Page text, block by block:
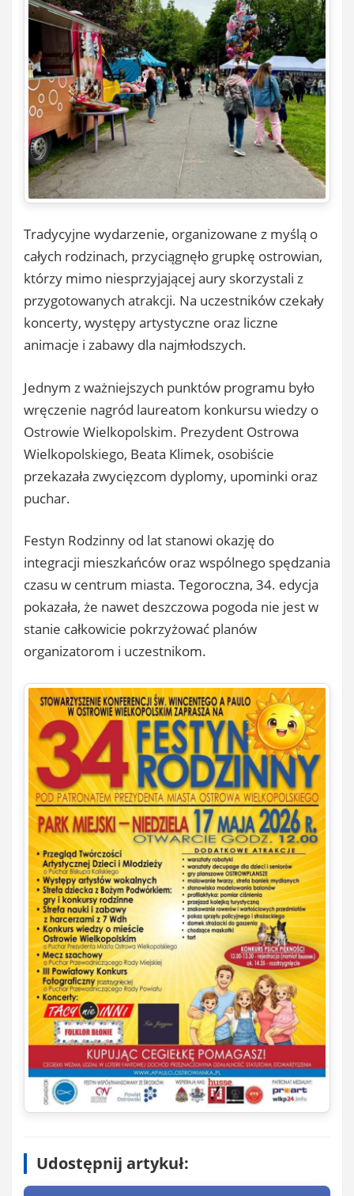
Tradycyjne wydarzenie, organizowane z myślą o
całych rodzinach, przyciągnęło grupkę ostrowian,
którzy mimo niesprzyjającej aury skorzystali z
przygotowanych atrakcji. Na uczestników czekały
koncerty, występy artystyczne oraz liczne
animacje i zabawy dla najmłodszych.
Jednym z ważniejszych punktów programu było
wręczenie nagród laureatom konkursu wiedzy o
Ostrowie Wielkopolskim. Prezydent Ostrowa
Wielkopolskiego, Beata Klimek, osobiście
przekazała zwycięzcom dyplomy, upominki oraz
puchar.
Festyn Rodzinny od lat stanowi okazję do
integracji mieszkańców oraz wspólnego spędzania
czasu w centrum miasta. Tegoroczna, 34. edycja
pokazała, że nawet deszczowa pogoda nie jest w
stanie całkowicie pokrzyżować planów
organizatorom i uczestnikom.
Udostępnij artykuł: